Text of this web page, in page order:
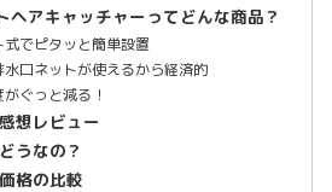
ヘアキャッチャーってどんな商品？
でピタッと簡単設置
口ネットが使えるから経済的
ぐっと減る！
想レビュー
うなの？
格の比較